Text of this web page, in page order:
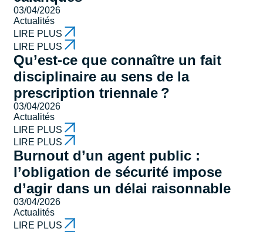
03/04/2026
Actualités
LIRE PLUS
LIRE PLUS
Qu’est-ce que connaître un fait
disciplinaire au sens de la
prescription triennale ?
03/04/2026
Actualités
LIRE PLUS
LIRE PLUS
Burnout d’un agent public :
l’obligation de sécurité impose
d’agir dans un délai raisonnable
03/04/2026
Actualités
LIRE PLUS